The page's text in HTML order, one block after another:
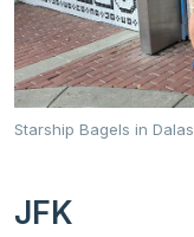
Starship Bagels in Dalas
JFK